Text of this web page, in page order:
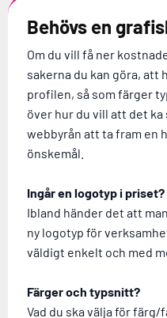
Behövs en
Om du vill få ner
sakerna du kan göra, att
profilen, så som färger
över hur du vill att det
webbyrån att ta fram en
önskemål.
Ingår en logotyp i priset?
Ibland händer det att
ny logotyp för
väldigt enkelt och med
Färger och typsnitt?
Vad du ska välja för